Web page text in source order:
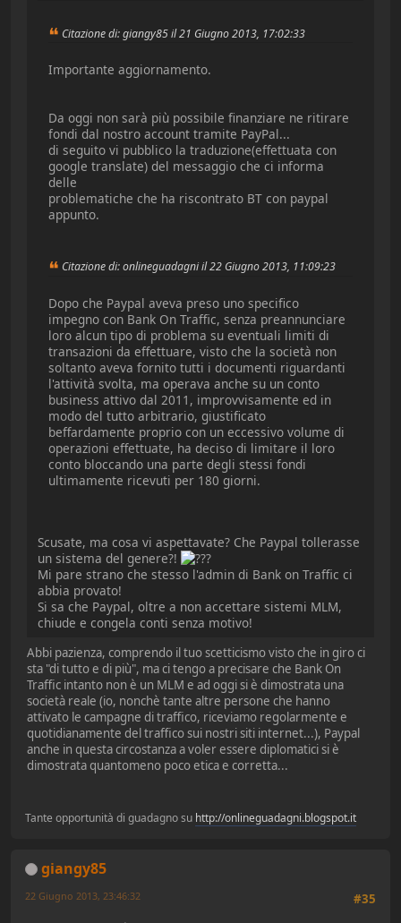
Citazione di: giangy85 il 21 Giugno 2013, 17:02:33
Importante aggiornamento.
Da oggi non sarà più possibile finanziare ne ritirare
fondi dal nostro account tramite PayPal...
di seguito vi pubblico la traduzione(effettuata con
google translate) del messaggio che ci informa
delle
problematiche che ha riscontrato BT con paypal
appunto.
Citazione di: onlineguadagni il 22 Giugno 2013, 11:09:23
Dopo che Paypal aveva preso uno specifico
impegno con Bank On Traffic, senza preannunciare
loro alcun tipo di problema su eventuali limiti di
transazioni da effettuare, visto che la società non
soltanto aveva fornito tutti i documenti riguardanti
l'attività svolta, ma operava anche su un conto
business attivo dal 2011, improvvisamente ed in
modo del tutto arbitrario, giustificato
beffardamente proprio con un eccessivo volume di
operazioni effettuate, ha deciso di limitare il loro
conto bloccando una parte degli stessi fondi
ultimamente ricevuti per 180 giorni.
Scusate, ma cosa vi aspettavate? Che Paypal tollerasse
un sistema del genere?!
Mi pare strano che stesso l'admin di Bank on Traffic ci
abbia provato!
Si sa che Paypal, oltre a non accettare sistemi MLM,
chiude e congela conti senza motivo!
Abbi pazienza, comprendo il tuo scetticismo visto che in giro ci
sta "di tutto e di più", ma ci tengo a precisare che Bank On
Traffic intanto non è un MLM e ad oggi si è dimostrata una
società reale (io, nonchè tante altre persone che hanno
attivato le campagne di traffico, riceviamo regolarmente e
quotidianamente del traffico sui nostri siti internet...), Paypal
anche in questa circostanza a voler essere diplomatici si è
dimostrata quantomeno poco etica e corretta...
Tante opportunità di guadagno su http://onlineguadagni.blogspot.it
giangy85
#35
22 Giugno 2013, 23:46:32